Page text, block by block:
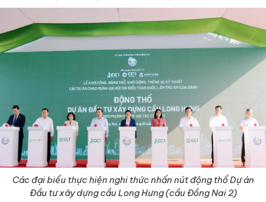
Các đại biểu thực hiện nghi thức nhấn nút động thổ Dự án
Đầu tư xây dựng cầu Long Hưng (cầu Đồng Nai 2)